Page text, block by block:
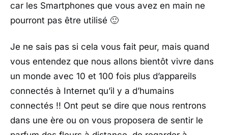
car les Smartphones que vous avez en main ne
pourront pas être utilisé 🙂
Je ne sais pas si cela vous fait peur, mais quand
vous entendez que nous allons bientôt vivre dans
un monde avec 10 et 100 fois plus d’appareils
connectés à Internet qu’il y a d’humains
connectés !! Ont peut se dire que nous rentrons
dans une ère ou on vous proposera de sentir le